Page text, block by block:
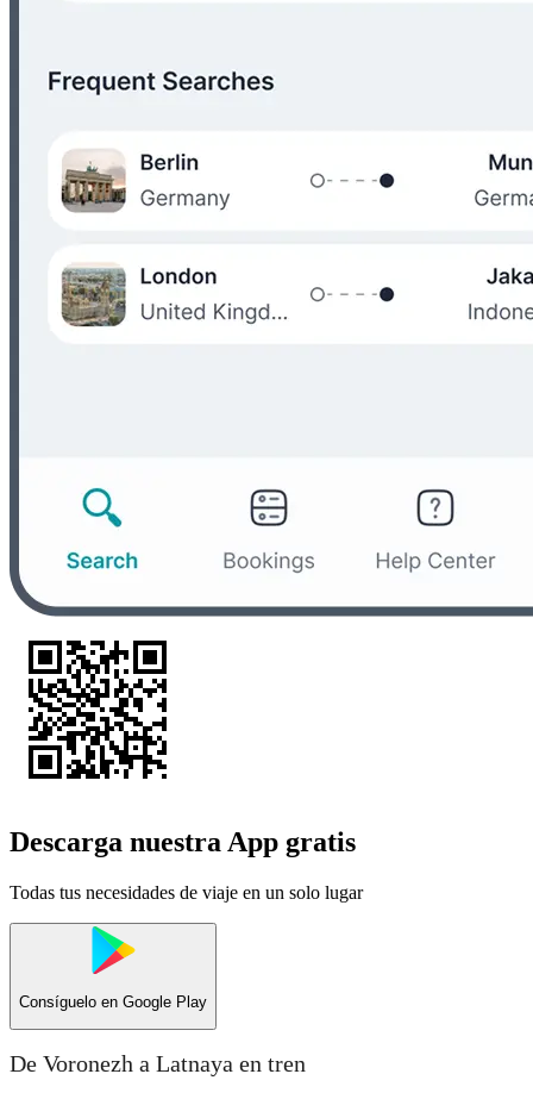
Descarga nuestra App gratis
Todas tus necesidades de viaje en un solo lugar
Consíguelo en Google Play
De Voronezh a Latnaya en tren